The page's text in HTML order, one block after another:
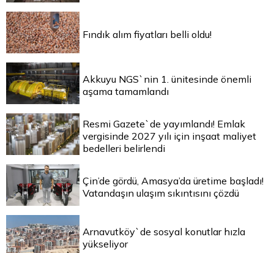
Fındık alım fiyatları belli oldu!
Akkuyu NGS`nin 1. ünitesinde önemli
aşama tamamlandı
Resmi Gazete`de yayımlandı! Emlak
vergisinde 2027 yılı için inşaat maliyet
bedelleri belirlendi
Çin’de gördü, Amasya’da üretime başladı!
Vatandaşın ulaşım sıkıntısını çözdü
Arnavutköy`de sosyal konutlar hızla
yükseliyor